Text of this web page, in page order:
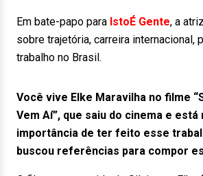
Em bate-papo para IstoÉ Gente, a
sobre trajetória, carreira internacional,
trabalho no Brasil.
Você vive Elke Maravilha no filme
Vem Aí”, que saiu do cinema e está
importância de ter feito esse
buscou referências para compor